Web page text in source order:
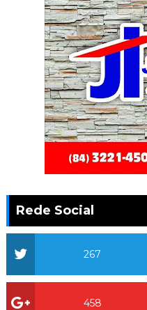
Rede Social
267
458